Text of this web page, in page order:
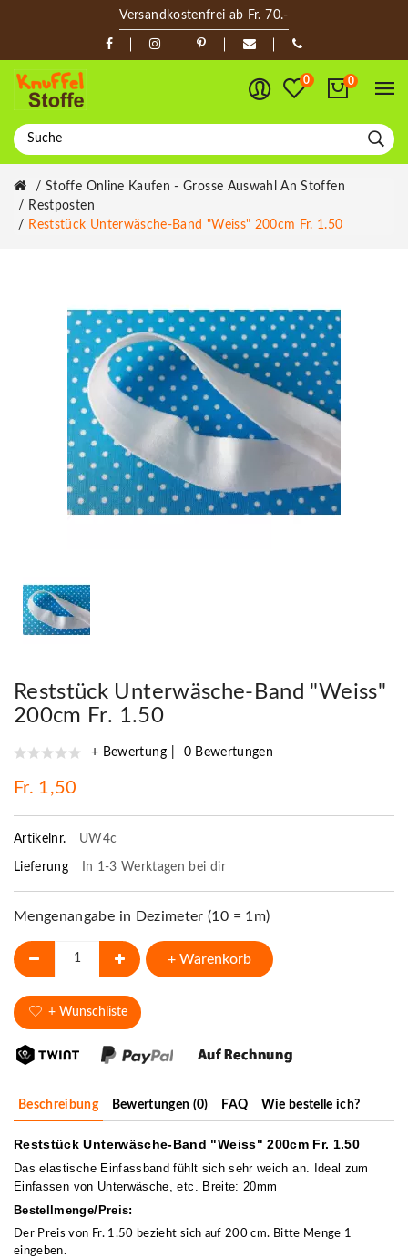
Versandkostenfrei ab Fr. 70.-
0 0
Stoffe Online Kaufen - Grosse Auswahl An Stoffen
Restposten
Reststück Unterwäsche-Band "Weiss" 200cm Fr. 1.50
Reststück Unterwäsche-Band "Weiss"
200cm Fr. 1.50
+ Bewertung 0 Bewertungen
Fr. 1,50
Artikelnr. UW4c
Lieferung In 1-3 Werktagen bei dir
Mengenangabe in Dezimeter (10 = 1m)
+ Warenkorb
+ Wunschliste
Beschreibung Bewertungen (0) FAQ Wie bestelle ich?
Reststück Unterwäsche-Band "Weiss" 200cm Fr. 1.50
Das elastische Einfassband fühlt sich sehr weich an. Ideal zum
Einfassen von Unterwäsche, etc. Breite: 20mm
Bestellmenge/Preis:
Der Preis von Fr. 1.50 bezieht sich auf 200 cm. Bitte Menge 1
eingeben.